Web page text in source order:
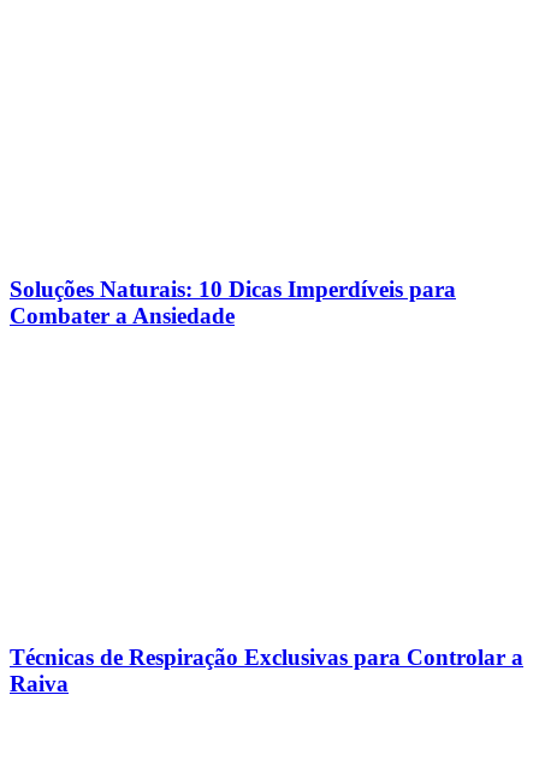
Soluções Naturais: 10 Dicas Imperdíveis para
Combater a Ansiedade
Técnicas de Respiração Exclusivas para Controlar a
Raiva